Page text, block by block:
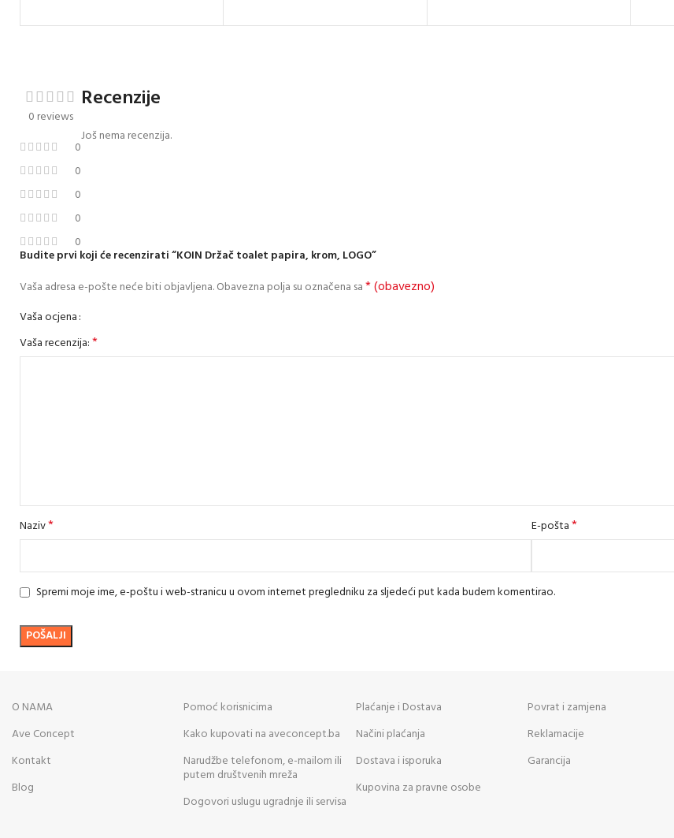
0 reviews
0
0
0
0
0
Recenzije
Još nema recenzija.
Budite prvi koji će recenzirati “KOIN Držač toalet papira, krom, LOGO”
Vaša adresa e-pošte neće biti objavljena.Obavezna polja su označena sa* (obavezno)
Vaša ocjena
Vaša recenzija:*
Naziv* E-pošta*
Spremi moje ime, e-poštu i web-stranicu u ovom internet pregledniku za sljedeći put kada budem komentirao.
O NAMA
Ave Concept
Kontakt
Blog
Pomoć korisnicima
Kako kupovati na aveconcept.ba
Narudžbe telefonom, e-mailom ili
putem društvenih mreža
Dogovori uslugu ugradnje ili servisa
Plaćanje i Dostava
Načini plaćanja
Dostava i isporuka
Kupovina za pravne osobe
Povrat i zamjena
Reklamacije
Garancija